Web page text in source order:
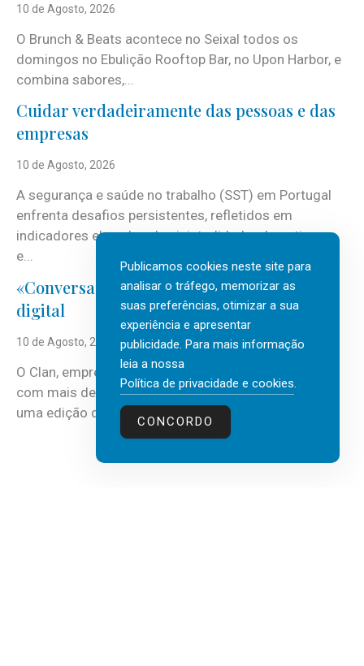
10 de Agosto, 2026
O Brunch & Beats acontece no Seixal todos os
domingos no Ebulição Rooftop Bar, no Upon Harbor, e
combina sabores,...
Cuidar verdadeiramente das pessoas e das
empresas
10 de Agosto, 2026
A segurança e saúde no trabalho (SST) em Portugal
enfrenta desafios persistentes, refletidos em
indicadores elevados de sinistralidade, absentismo
e...
«Conversas do Clan» sobre transformação
digital
10 de Agosto, 2026
O Clan, empresa portuguesa de recursos humanos
com mais de 30 anos de atividade, vai realizar mais
uma edição do...
Publicamos cookies neste site para
analisar o tráfego, memorizar as
suas preferências, otimizar a sua
experiência e apresentar
publicidade. Para mais informação
leia a nossa
Política de privacidade e cookies.
CONCORDO